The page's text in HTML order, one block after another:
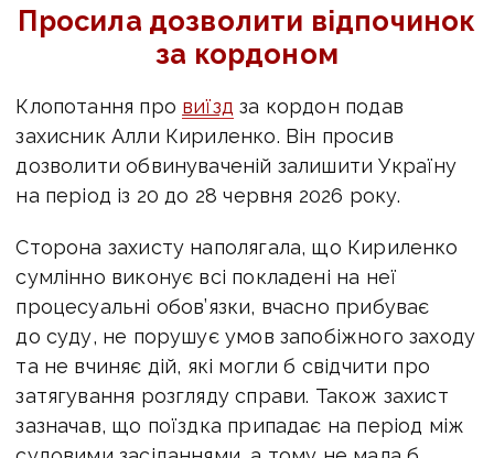
Просила дозволити відпочинок
за кордоном
Клопотання про виїзд за кордон подав
захисник Алли Кириленко. Він просив
дозволитиобвинуваченій залишити Україну
на період із 20 до 28 червня 2026 року.
Сторона захисту наполягала, що Кириленко
сумлінно виконує всі покладені на неї
процесуальні обов’язки, вчасно прибуває
до суду, не порушує умов запобіжного заходу
та не вчиняє дій, які могли б свідчити про
затягування розгляду справи. Також захист
зазначав, що поїздка припадає на період між